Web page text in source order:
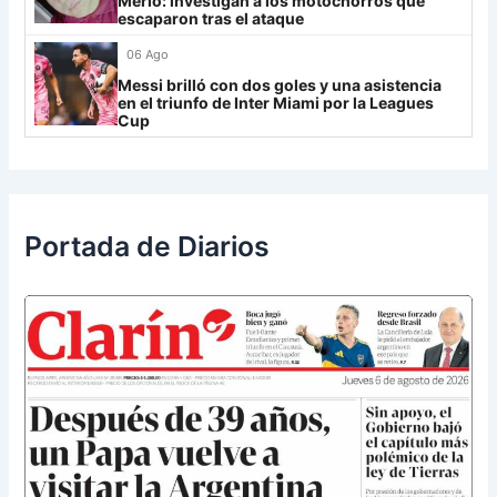
escaparon tras el ataque
06 Ago
Messi brilló con dos goles y una asistencia
en el triunfo de Inter Miami por la Leagues
Cup
Portada de Diarios